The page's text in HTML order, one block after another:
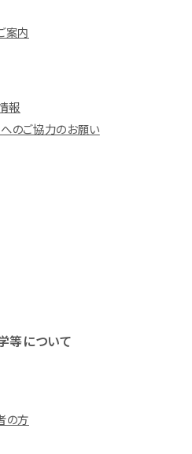
案内
報
のご協力のお願い
等について
の方